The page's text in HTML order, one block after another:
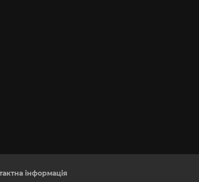
інформація